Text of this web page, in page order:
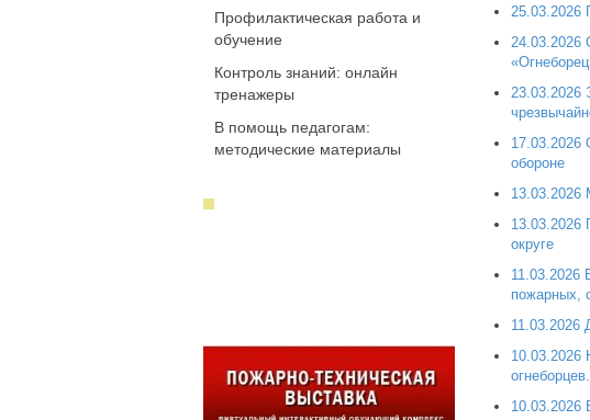
Профилактическая работа и
обучение
Контроль знаний: онлайн
тренажеры
В помощь педагогам:
методические материалы
25.03.2026
24.03.2026
23.03.2026
17.03.2026
обороне
13.03.2026
13.03.2026
округе
11.03.2026
пожарных,
11.03.2026
10.03.2026
огнеборцев.
10.03.2026